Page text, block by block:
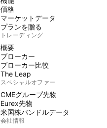
価格
マーケットデータ
プランを贈る
トレーディング
概要
ブローカー
ブローカー比較
The Leap
スペシャルオファー
CMEグループ先物
Eurex先物
米国株バンドルデータ
会社情報